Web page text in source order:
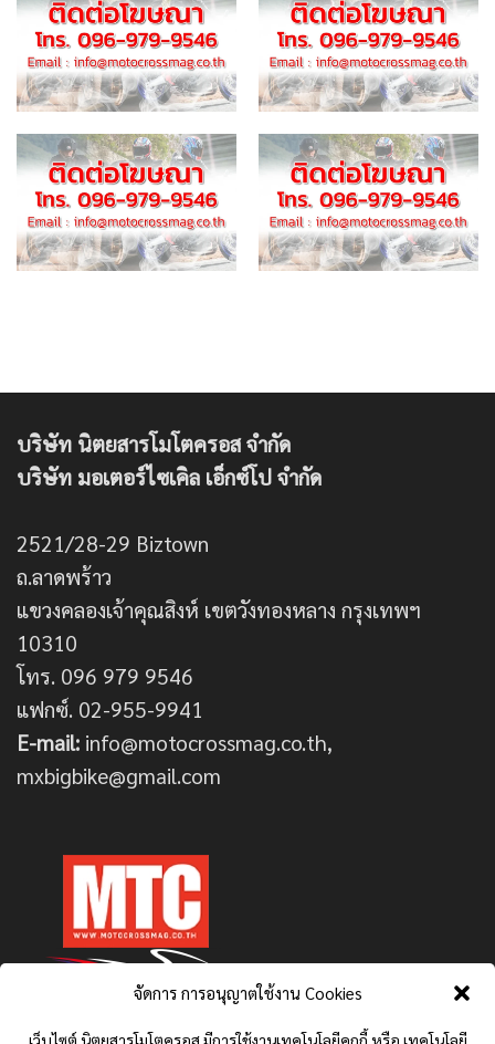
จัดการ การอนุญาตใช้งาน Cookies
บริษัท นิตยสารโมโตครอส จำกัด
บริษัท มอเตอร์ไซเคิล เอ็กซ์โป จำกัด
2521/28-29 Biztown
ถ.ลาดพร้าว
แขวงคลองเจ้าคุณสิงห์ เขตวังทองหลาง กรุงเทพฯ
10310
โทร. 096 979 9546
แฟกซ์. 02-955-9941
E-mail: info@motocrossmag.co.th,
mxbigbike@gmail.com